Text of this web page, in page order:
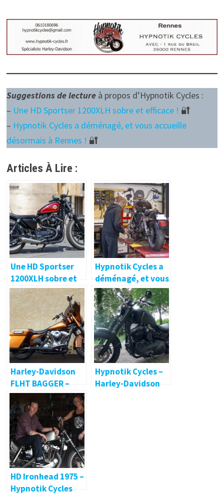
Suggestions de lectureà propos d’Hypnotik Cycles :
– Une HD Sportser 1200XLH sobre et efficace ! 🔐
– Hypnotik Cycles a déménagé, et vous accueille
désormais à Rennes ! 🔐
Articles À Lire :
Une HD Sportser
1200XLH sobre et
efficace ! 🔐
Hypnotik Cycles a
déménagé, et vous
accueille
désormais à
Rennes ! 🔐
Harley-Davidson
FLHT BAGGER –
Hypnotik Cycles
Hypnotik Cycles –
Harley-Davidson
HD Ironhead 1975 –
Hypnotik Cycles